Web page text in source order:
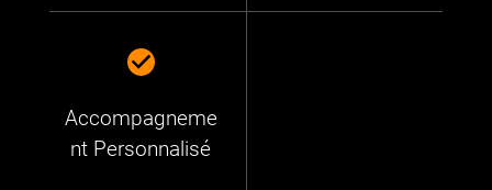
Accompagneme
nt Personnalisé